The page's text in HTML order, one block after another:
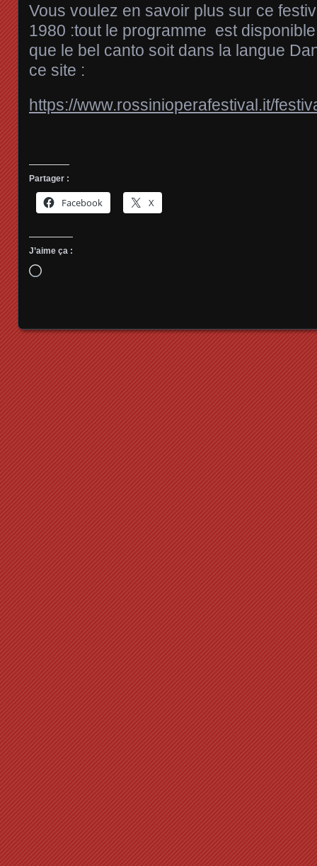
Vous voulez en savoir plus sur ce
1980 :tout le programme est
que le bel canto soit dans la langue
ce site :
https://www.rossinioperafestival.it/
Partager :
Facebook X
J’aime ça :
Chargement…